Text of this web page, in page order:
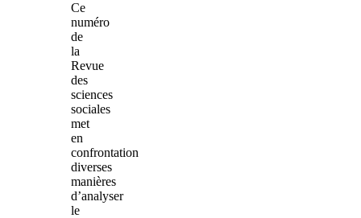
Ce
numéro
de
la
Revue
des
sciences
sociales
met
en
confrontation
diverses
manières
d’analyser
le